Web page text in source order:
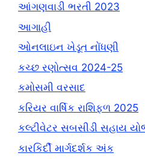
આંગણવાડી ભરતી 2023
આગાહી
ઓનલાઇન ખેડૂત નોંધણી
કચ્છ રણોત્સવ 2024-25
કમોસમી વરસાદ
કરિયર વાર્ષિક રાશિફળ 2025
કલ્ટીવેટર સબસીડી સહાય
કારકિર્દી માર્ગદર્શક અંક